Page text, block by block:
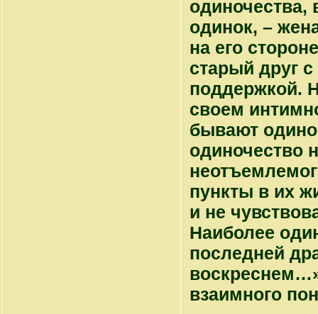
одиночества,
одинок, –
на его
старый друг
поддержкой.
своем
бывают
одиночество
пункты в их
и не
Наиболее
последней
взаимного